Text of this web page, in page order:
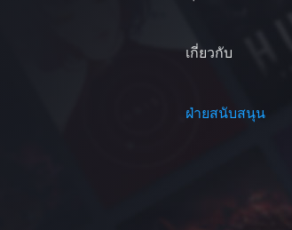
เกี่ยวกับ
ฝ่ายสนับสนุน